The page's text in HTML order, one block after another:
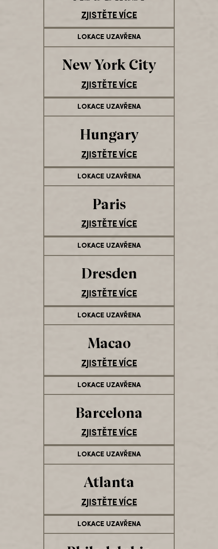
ZJISTĚTE VÍCE
LOKACE UZAVŘENA
New York City
ZJISTĚTE VÍCE
LOKACE UZAVŘENA
Hungary
ZJISTĚTE VÍCE
LOKACE UZAVŘENA
Paris
ZJISTĚTE VÍCE
LOKACE UZAVŘENA
Dresden
ZJISTĚTE VÍCE
LOKACE UZAVŘENA
Macao
ZJISTĚTE VÍCE
LOKACE UZAVŘENA
Barcelona
ZJISTĚTE VÍCE
LOKACE UZAVŘENA
Atlanta
ZJISTĚTE VÍCE
LOKACE UZAVŘENA